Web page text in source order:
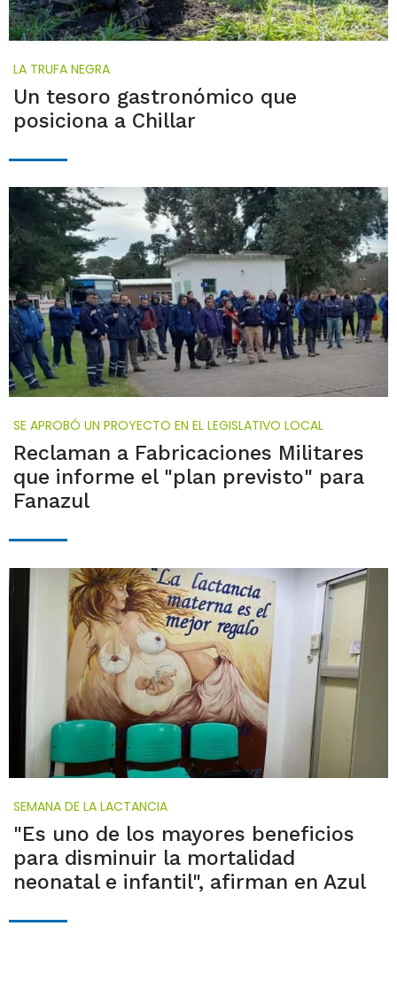
LA TRUFA NEGRA
Un tesoro gastronómico que
posiciona a Chillar
SE APROBÓ UN PROYECTO EN EL LEGISLATIVO LOCAL
Reclaman a Fabricaciones Militares
que informe el "plan previsto" para
Fanazul
SEMANA DE LA LACTANCIA
"Es uno de los mayores beneficios
para disminuir la mortalidad
neonatal e infantil", afirman en Azul